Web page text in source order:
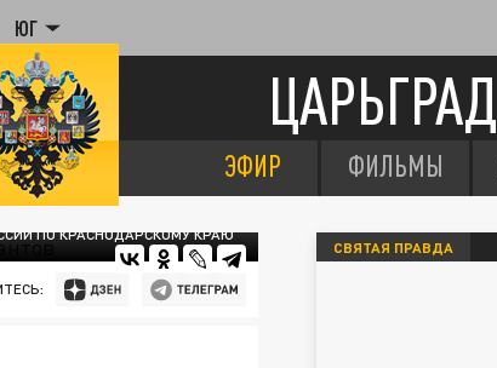
ЮГ
ЦАРЬГРАД
ЭФИР ФИЛЬМЫ
ПО КРАСНОДАРСКОМУ КРАЮ
СВЯТАЯ ПРАВДА